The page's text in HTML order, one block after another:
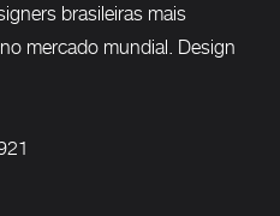
brasileiras mais
mercado mundial. Design